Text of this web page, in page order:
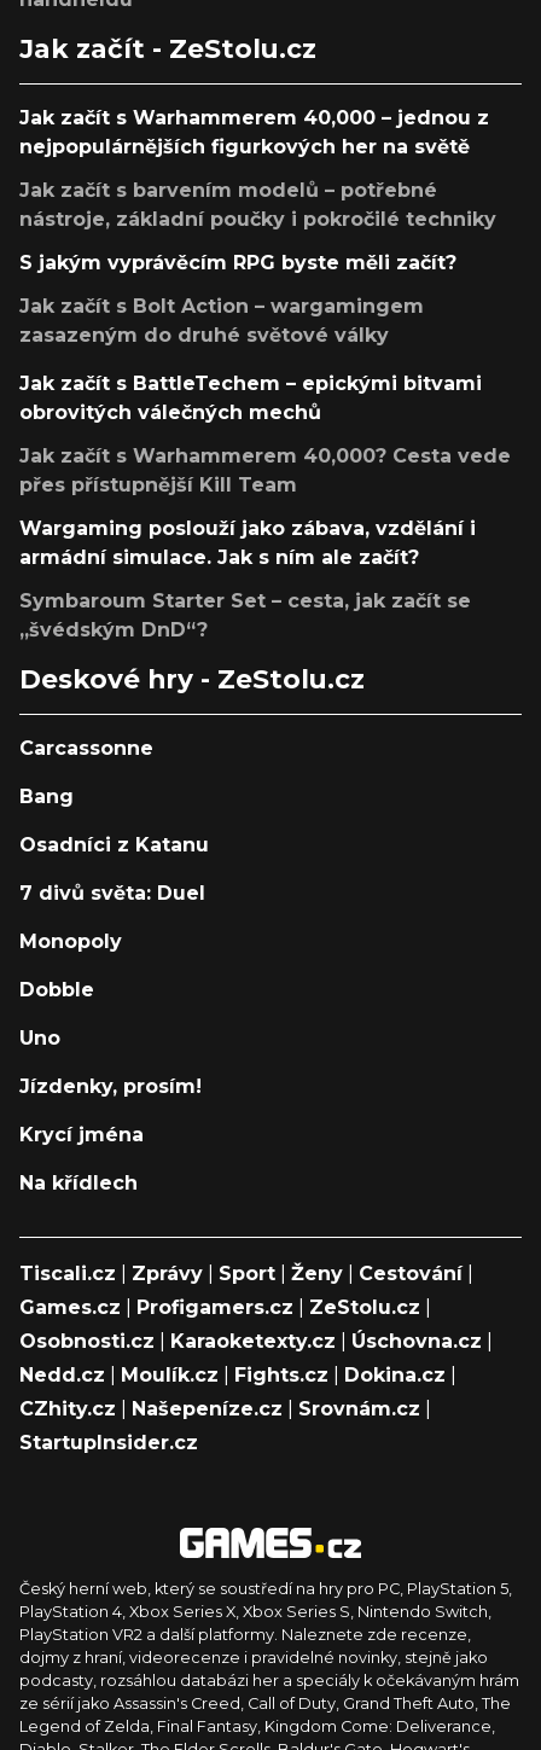
Jak začít - ZeStolu.cz
Jak začít s Warhammerem 40,000 – jednou z
nejpopulárnějších figurkových her na světě
Jak začít s barvením modelů – potřebné
nástroje, základní poučky i pokročilé techniky
S jakým vyprávěcím RPG byste měli začít?
Jak začít s Bolt Action – wargamingem
zasazeným do druhé světové války
Jak začít s BattleTechem – epickými bitvami
obrovitých válečných mechů
Jak začít s Warhammerem 40,000? Cesta vede
přes přístupnější Kill Team
Wargaming poslouží jako zábava, vzdělání i
armádní simulace. Jak s ním ale začít?
Symbaroum Starter Set – cesta, jak začít se
„švédským DnD“?
Deskové hry - ZeStolu.cz
Carcassonne
Bang
Osadníci z Katanu
7 divů světa: Duel
Monopoly
Dobble
Uno
Jízdenky, prosím!
Krycí jména
Na křídlech
Tiscali.cz Zprávy Sport Ženy Cestování|
Games.cz
Profigamers.cz ZeStolu.cz
Osobnosti.cz
Karaoketexty.cz Úschovna.cz
Nedd.cz
Moulík.cz Fights.cz Dokina.cz
CZhity.cz
Našepeníze.cz Srovnám.cz
StartupInsider.cz
Český herní web, který se soustředí na hry pro PC, PlayStation 5,
PlayStation 4, Xbox Series X, Xbox Series S, Nintendo Switch,
PlayStation VR2 a další platformy. Naleznete zde recenze,
dojmy z hraní, videorecenze i pravidelné novinky, stejně jako
podcasty, rozsáhlou databázi her a speciály k očekávaným hrám
ze sérií jako Assassin's Creed, Call of Duty, Grand Theft Auto, The
Legend of Zelda, Final Fantasy, Kingdom Come: Deliverance,